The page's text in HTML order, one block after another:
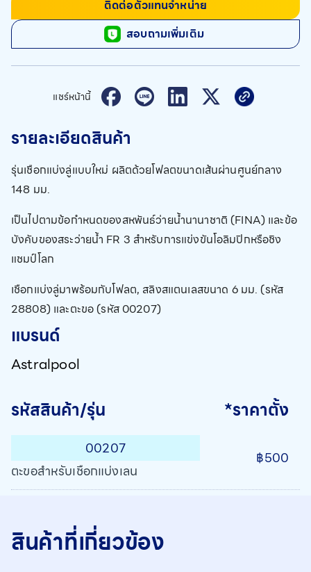
ติดต่อตัวแทนจำหน่าย
สอบถามเพิ่มเติม
แชร์หน้านี้
รายละเอียดสินค้า
รุ่นเชือกแบ่งลู่แบบใหม่ ผลิตด้วยโฟลตขนาดเส้นผ่านศูนย์กลาง
148 มม.
เป็นไปตามข้อกำหนดของสหพันธ์ว่ายน้ำนานาชาติ (FINA) และข้อ
บังคับของสระว่ายน้ำ FR 3 สำหรับการแข่งขันโอลิมปิกหรือชิง
แชมป์โลก
เชือกแบ่งลู่มาพร้อมกับโฟลต, สลิงสแตนเลสขนาด 6 มม. (รหัส
28808) และตะขอ (รหัส 00207)
แบรนด์
Astralpool
รหัสสินค้า/รุ่น *ราคาตั้ง
00207
ตะขอสำหรับเชือกแบ่งเลน
฿500
สินค้าที่เกี่ยวข้อง